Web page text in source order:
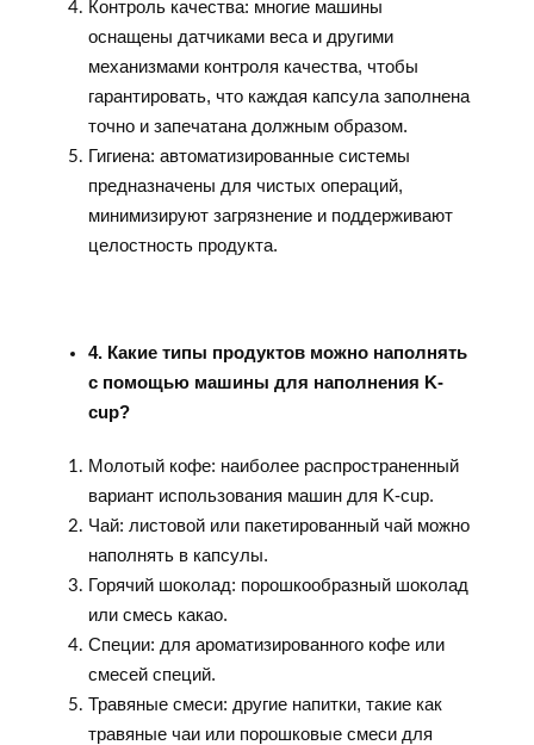
Контроль качества: многие машины
оснащены датчиками веса и другими
механизмами контроля качества, чтобы
гарантировать, что каждая капсула заполнена
точно и запечатана должным образом.
Гигиена: автоматизированные системы
предназначены для чистых операций,
минимизируют загрязнение и поддерживают
целостность продукта.
4. Какие типы продуктов можно наполнять
с помощью машины для наполнения K-
cup?
Молотый кофе: наиболее распространенный
вариант использования машин для K-cup.
Чай: листовой или пакетированный чай можно
наполнять в капсулы.
Горячий шоколад: порошкообразный шоколад
или смесь какао.
Специи: для ароматизированного кофе или
смесей специй.
Травяные смеси: другие напитки, такие как
травяные чаи или порошковые смеси для